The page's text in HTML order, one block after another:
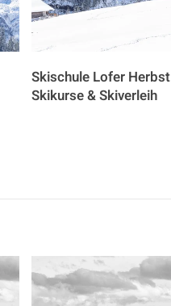
Skischule Lofer
Skikurse & Skiverleih